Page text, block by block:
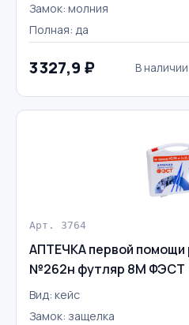
Замок: молния
Полная: да
3 327,9 ₽ В наличии
Арт. 3764
АПТЕЧКА первой помощи
№262н футляр 8М ФЭСТ
Вид: кейс
Замок: защелка